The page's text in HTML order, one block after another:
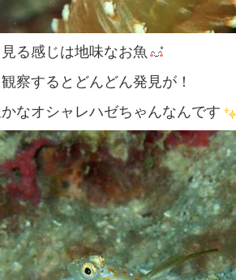
る感じは地味なお魚
察するとどんどん発見が！
なオシャレハゼちゃんなんです